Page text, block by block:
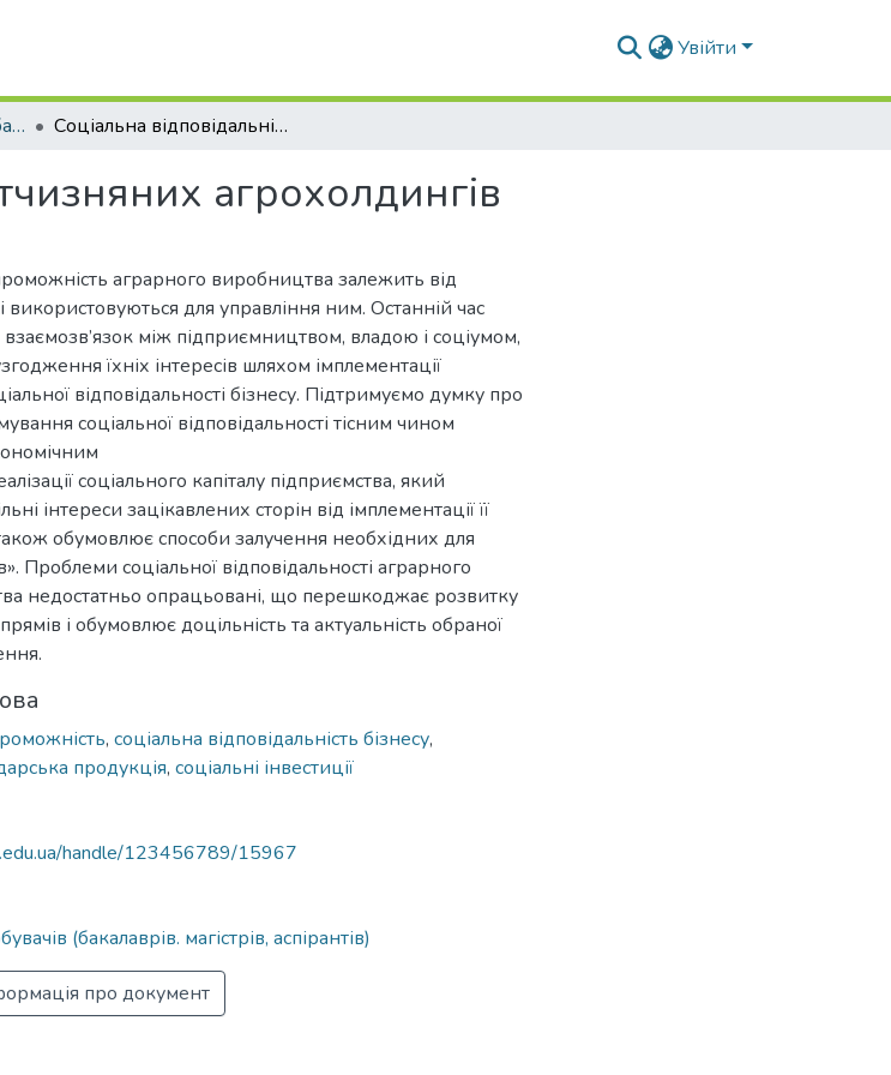
Увійти
Публікації здобувачів (бакалаврів. магістрів, аспірантів) Соціальна відповідальність вітчизняних агрохолдингів
агрохолдингів
аграрного виробництва залежить від
використовуються для управління ним. Останній час
взаємозв’язок між підприємництвом, владою і соціумом,
їхніх інтересів шляхом імплементації
відповідальності бізнесу. Підтримуємо думку про
соціальної відповідальності тісним чином
соціального капіталу підприємства, який
інтереси зацікавлених сторін від імплементації її
обумовлює способи залучення необхідних для
Проблеми соціальної відповідальності аграрного
недостатньо опрацьовані, що перешкоджає розвитку
і обумовлює доцільність та актуальність обраної
, соціальна відповідальність бізнесу,
продукція, соціальні інвестиції
handle/123456789/15967
(бакалаврів. магістрів, аспірантів)
про документ